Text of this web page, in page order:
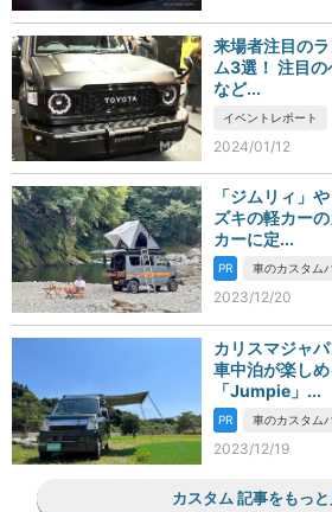
来場者注目の
ム3選！ 注目
など...
イベントレポート
2024/01/12
「ジムリィ」
ズキの軽カー
カーに定...
PR 車のカスタム
2023/12/20
カリスマジャ
車中泊が楽し
「Jumpie」...
PR 車のカスタム
2023/12/19
カスタム 記事をもっ